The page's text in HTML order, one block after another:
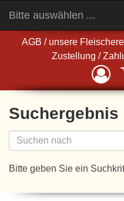
AGB / unsere
Zustellung /
Bitte auswählen ...
Suchergebnis
Bitte geben Sie ein